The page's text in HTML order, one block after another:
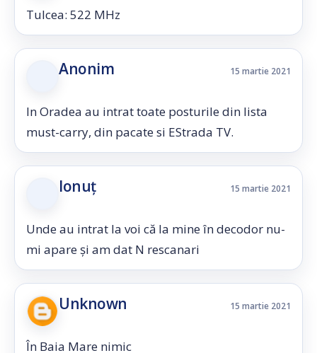
Tulcea: 522 MHz
Anonim 15 martie 2021
In Oradea au intrat toate posturile din lista
must-carry, din pacate si EStrada TV.
Ionuț 15 martie 2021
Unde au intrat la voi că la mine în decodor nu-
mi apare și am dat N rescanari
Unknown 15 martie 2021
În Baia Mare nimic